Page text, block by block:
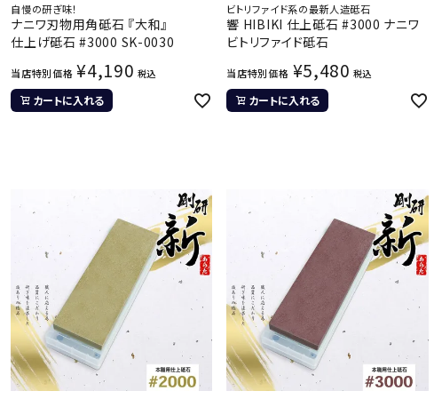
自慢の研ぎ味！
ナニワ刃物用角砥石 『大和』
仕上げ砥石 #3000 SK-0030
当店特別価格 ¥4,190 税込
カートに入れる
ビトリファイド系の最新人造砥石
響 HIBIKI 仕上砥石 #3000 ナニワ
ビトリファイド砥石
当店特別価格 ¥5,480 税込
カートに入れる